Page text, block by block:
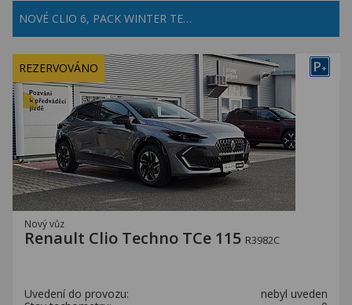
NOVÉ CLIO 6, PACK WINTER TE…
P+
REZERVOVÁNO
Nový vůz
Renault Clio Techno TCe 115 R3982C
Uvedení do provozu:
nebyl uveden